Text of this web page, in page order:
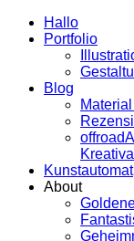
Hallo
Portfolio
Blog
Kunstautomat
About